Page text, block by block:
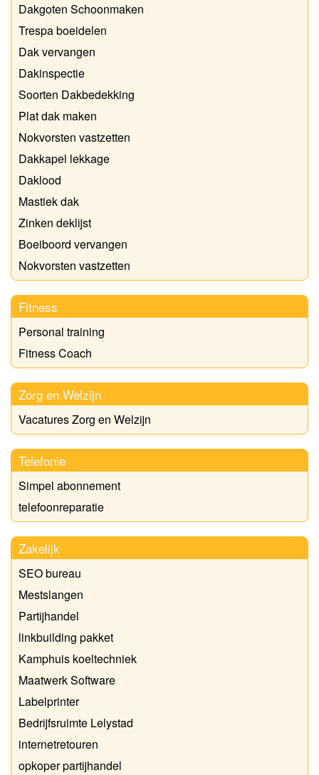
Dakgoten Schoonmaken
Trespa boeidelen
Dak vervangen
Dakinspectie
Soorten Dakbedekking
Plat dak maken
Nokvorsten vastzetten
Dakkapel lekkage
Daklood
Mastiek dak
Zinken deklijst
Boeiboord vervangen
Nokvorsten vastzetten
Fitness
Personal training
Fitness Coach
Zorg en Welzijn
Vacatures Zorg en Welzijn
Telefonie
Simpel abonnement
telefoonreparatie
Zakelijk
SEO bureau
Mestslangen
Partijhandel
linkbuilding pakket
Kamphuis koeltechniek
Maatwerk Software
Labelprinter
Bedrijfsruimte Lelystad
internetretouren
opkoper partijhandel